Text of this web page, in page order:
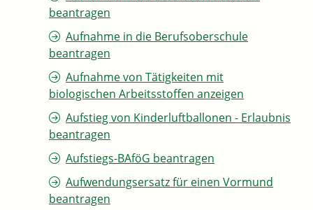
beantragen
Aufnahme in die Berufsoberschule
beantragen
Aufnahme von Tätigkeiten mit
biologischen Arbeitsstoffen anzeigen
Aufstieg von Kinderluftballonen - Erlaubnis
beantragen
Aufstiegs-BAföG beantragen
Aufwendungsersatz für einen Vormund
beantragen